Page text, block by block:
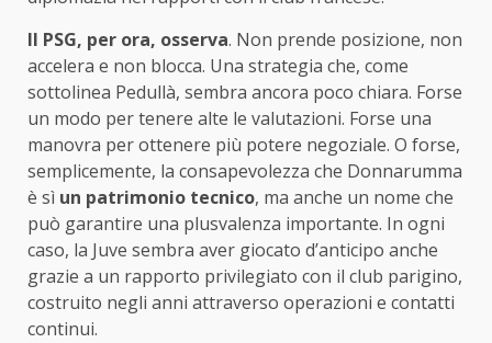
Il PSG, per ora, osserva. Non prende posizione, non
accelera e non blocca. Una strategia che, come
sottolinea Pedullà, sembra ancora poco chiara. Forse
un modo per tenere alte le valutazioni. Forse una
manovra per ottenere più potere negoziale. O forse,
semplicemente, la consapevolezza che Donnarumma
è sì un patrimonio tecnico, ma anche un nome che
può garantire una plusvalenza importante. In ogni
caso, la Juve sembra aver giocato d’anticipo anche
grazie a un rapporto privilegiato con il club parigino,
costruito negli anni attraverso operazioni e contatti
continui.